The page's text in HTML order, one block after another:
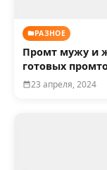
РАЗНОЕ
Промт мужу и
готовых
23 апреля, 2024